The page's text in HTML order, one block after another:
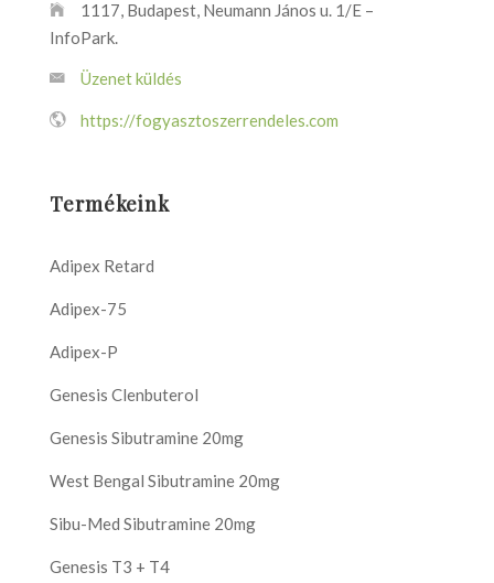
1117, Budapest, Neumann János u. 1/E –
InfoPark.
Üzenet küldés
https://fogyasztoszerrendeles.com
Termékeink
Adipex Retard
Adipex-75
Adipex-P
Genesis Clenbuterol
Genesis Sibutramine 20mg
West Bengal Sibutramine 20mg
Sibu-Med Sibutramine 20mg
Genesis T3 + T4